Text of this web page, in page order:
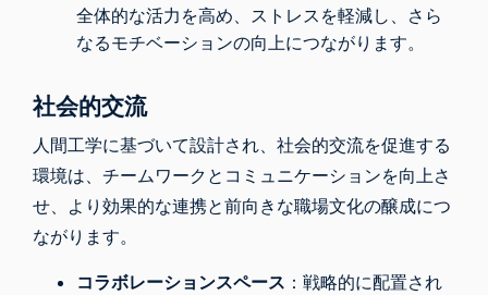
全体的な活力を高め、ストレスを軽減し、さら
なるモチベーションの向上につながります。
社会的交流
人間工学に基づいて設計され、社会的交流を促進する
環境は、チームワークとコミュニケーションを向上さ
せ、より効果的な連携と前向きな職場文化の醸成につ
ながります。
コラボレーションスペース ：戦略的に配置され